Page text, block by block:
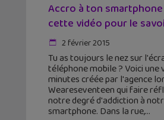
Accro à ton smartphone
cette vidéo pour le
2 février 2015
Tu as toujours le nez sur
téléphone mobile ? Voici une
minutes créée par l'agence
Weareseventeen qui faire
notre degré d'addiction à
smartphone. Dans la rue,